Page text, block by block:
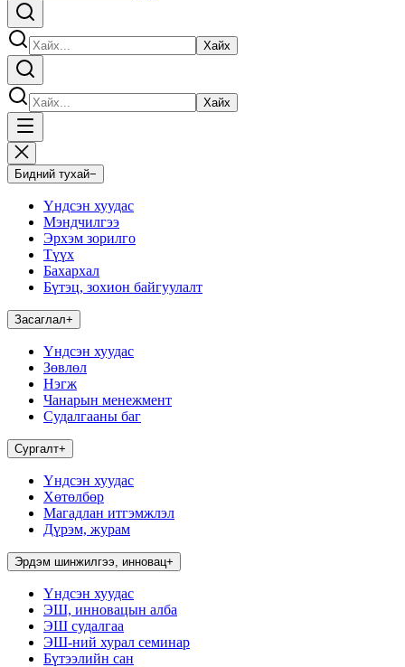
Хайх
Хайх
Бидний тухай−
Үндсэн хуудас
Мэндчилгээ
Эрхэм зорилго
Түүх
Бахархал
Бүтэц, зохион байгуулалт
Засаглал+
Үндсэн хуудас
Зөвлөл
Нэгж
Чанарын менежмент
Судалгааны баг
Сургалт+
Үндсэн хуудас
Хөтөлбөр
Магадлан итгэмжлэл
Дүрэм, журам
Эрдэм шинжилгээ, инновац+
Үндсэн хуудас
ЭШ, инновацын алба
ЭШ судалгаа
ЭШ-ний хурал семинар
Бүтээлийн сан